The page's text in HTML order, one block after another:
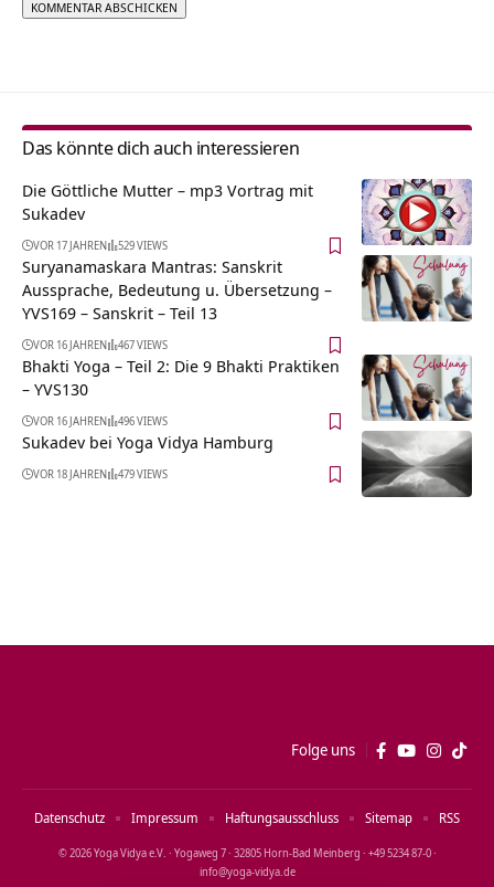
Das könnte dich auch interessieren
Die Göttliche Mutter – mp3 Vortrag mit
Sukadev
VOR 17 JAHREN 529 VIEWS
Suryanamaskara Mantras: Sanskrit
Aussprache, Bedeutung u. Übersetzung –
YVS169 – Sanskrit – Teil 13
VOR 16 JAHREN 467 VIEWS
Bhakti Yoga – Teil 2: Die 9 Bhakti Praktiken
– YVS130
VOR 16 JAHREN 496 VIEWS
Sukadev bei Yoga Vidya Hamburg
VOR 18 JAHREN 479 VIEWS
Folge uns
© 2026 Yoga Vidya e.V. · Yogaweg 7 · 32805 Horn‑Bad Meinberg · +49 5234 87‑0 ·
info@yoga‑vidya.de
Datenschutz Impressum Haftungsausschluss Sitemap RSS